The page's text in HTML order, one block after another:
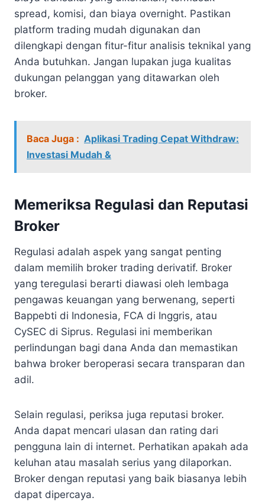
spread, komisi, dan biaya overnight. Pastikan
platform trading mudah digunakan dan
dilengkapi dengan fitur-fitur analisis teknikal yang
Anda butuhkan. Jangan lupakan juga kualitas
dukungan pelanggan yang ditawarkan oleh
broker.
Baca Juga : Aplikasi Trading Cepat Withdraw:
Investasi Mudah &
Memeriksa Regulasi dan Reputasi
Broker
Regulasi adalah aspek yang sangat penting
dalam memilih broker trading derivatif. Broker
yang teregulasi berarti diawasi oleh lembaga
pengawas keuangan yang berwenang, seperti
Bappebti di Indonesia, FCA di Inggris, atau
CySEC di Siprus. Regulasi ini memberikan
perlindungan bagi dana Anda dan memastikan
bahwa broker beroperasi secara transparan dan
adil.
Selain regulasi, periksa juga reputasi broker.
Anda dapat mencari ulasan dan rating dari
pengguna lain di internet. Perhatikan apakah ada
keluhan atau masalah serius yang dilaporkan.
Broker dengan reputasi yang baik biasanya lebih
dapat dipercaya.